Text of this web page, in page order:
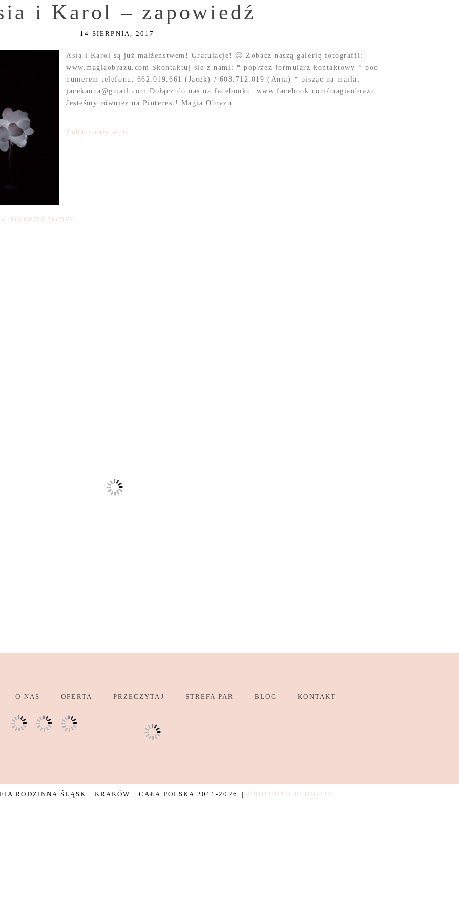
i Karol – zapowiedź
14 SIERPNIA, 2017
Asia i Karol są już małżeństwem! Gratulacje! 🙂 Zobacz naszą galerię fotografii:
www.magiaobrazu.com Skontaktuj się z nami: * poprzez formularz kontaktowy * pod
numerem telefonu: 662.019.661 (Jacek) / 608.712.019 (Ania) * pisząc na maila:
jacekanna@gmail.com Dołącz do nas na facebooku: www.facebook.com/magiaobrazu
Jesteśmy również na Pinterest! Magia Obrazu
Zobacz cały wpis
REPORTAŻ ŚLUBNY
O NAS OFERTA PRZECZYTAJ STREFA PAR BLOG KONTAKT
RODZINNA ŚLĄSK | KRAKÓW | CAŁA POLSKA 2011-2026 | PROPHOTO BLOGSITE